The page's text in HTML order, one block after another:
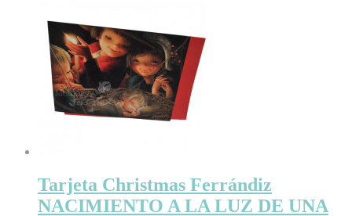
Tarjeta Christmas Ferrándiz
NACIMIENTO A LA LUZ DE UNA